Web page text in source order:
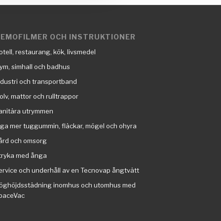
OCH INSTRUKTIONER
restaurang, kök, livsmedel
simhall och badhus
och transportband
mattor och rulltrappor
utrymmen
mer tuggummin, fläckar, mögel och ohyra
och omsorg
med ånga
och underhåll av en Tecnovap ångtvätt
inomhus och utomhus med